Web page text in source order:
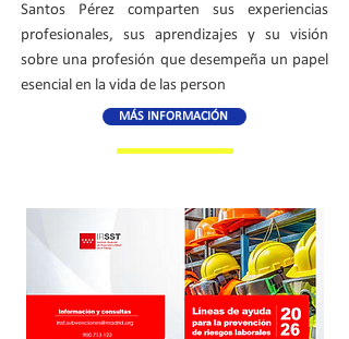
Santos Pérez comparten sus experiencias
profesionales, sus aprendizajes y su visión
sobre una profesión que desempeña un papel
esencial en la vida de las person
MÁS INFORMACIÓN